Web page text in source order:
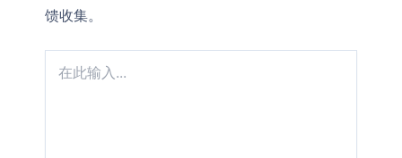
馈收集。